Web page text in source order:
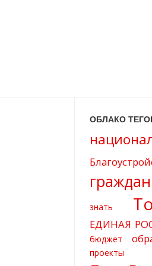
ОБЛАКО
граждан
знать
ЕДИНАЯ
бюджет
проекты